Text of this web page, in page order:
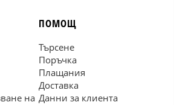
на
ПОМОЩ
Търсене
Поръчка
Плащания
Доставка
Данни за клиента